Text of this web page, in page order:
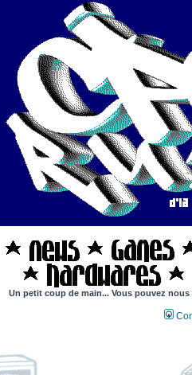
Un petit coup de main... Vous pouvez